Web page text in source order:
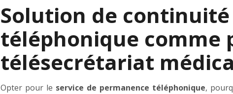
Solution de
téléphonique comme
télésecrétariat
Opter pour le service de permanence téléphonique,